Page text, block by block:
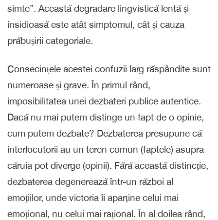
simte”. Această degradare lingvistică lentă și
insidioasă este atât simptomul, cât și cauza
prăbușirii categoriale.
Consecințele acestei confuzii larg răspândite sunt
numeroase și grave. În primul rând,
imposibilitatea unei dezbateri publice autentice.
Dacă nu mai putem distinge un fapt de o opinie,
cum putem dezbate? Dezbaterea presupune că
interlocutorii au un teren comun (faptele) asupra
căruia pot diverge (opinii). Fără această distincție,
dezbaterea degenerează într-un război al
emoțiilor, unde victoria îi aparține celui mai
emoțional, nu celui mai rațional. În al doilea rând,